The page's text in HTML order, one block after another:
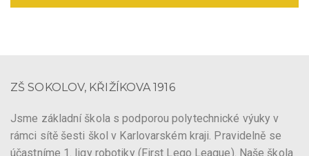
ZŠ SOKOLOV, KŘIŽÍKOVA 1916
Jsme základní škola s podporou polytechnické výuky v
rámci sítě šesti škol v Karlovarském kraji. Pravidelně se
účastníme 1. ligy robotiky (First Lego League). Naše škola